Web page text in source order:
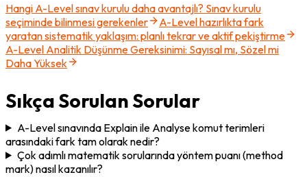
Hangi A-Level sınav kurulu daha avantajlı? Sınav kurulu
seçiminde bilinmesi gerekenler
A-Level hazırlıkta fark
yaratan sistematik yaklaşım: planlı tekrar ve aktif pekiştirme
A-Level Analitik Düşünme Gereksinimi: Sayısal mı, Sözel mi
Daha Yüksek
Sıkça Sorulan Sorular
A-Level sınavında Explain ile Analyse komut terimleri
arasındaki fark tam olarak nedir?
Çok adımlı matematik sorularında yöntem puanı (method
mark) nasıl kazanılır?